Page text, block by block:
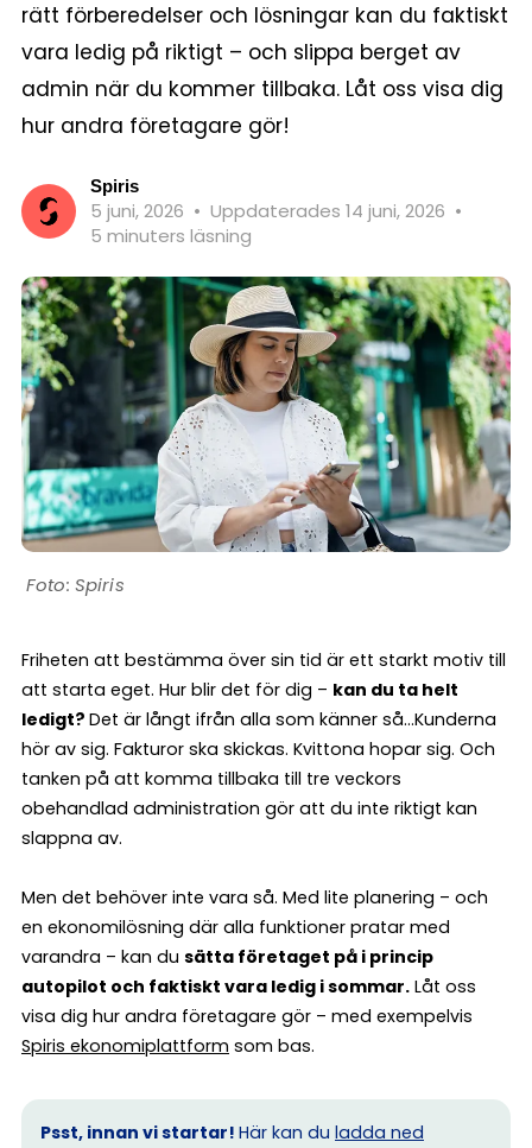
rätt förberedelser och lösningar kan du faktiskt
vara ledig på riktigt – och slippa berget av
admin när du kommer tillbaka. Låt oss visa dig
hur andra företagare gör!
Spiris
5 juni, 2026 • Uppdaterades 14 juni, 2026 •
5 minuters läsning
Spiris
Friheten att bestämma över sin tid är ett starkt motiv till
att starta eget. Hur blir det för dig – kan du ta helt
ledigt? Det är långt ifrån alla som känner så…Kunderna
hör av sig. Fakturor ska skickas. Kvittona hopar sig. Och
tanken på att komma tillbaka till tre veckors
obehandlad administration gör att du inte riktigt kan
slappna av.
Men det behöver inte vara så. Med lite planering – och
en ekonomilösning där alla funktioner pratar med
varandra – kan du sätta företaget på i princip
autopilot och faktiskt vara ledig i sommar. Låt oss
visa dig hur andra företagare gör – med exempelvis
Spiris ekonomiplattform som bas.
Psst, innan vi startar! Här kan du ladda ned